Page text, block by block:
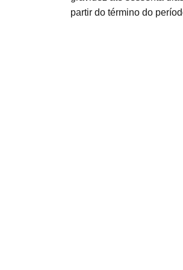
partir do término do